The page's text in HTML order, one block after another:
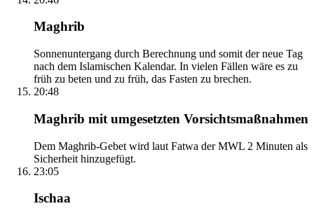
Maghrib
Sonnenuntergang durch Berechnung und somit der neue Tag
nach dem Islamischen Kalendar. In vielen Fällen wäre es zu
früh zu beten und zu früh, das Fasten zu brechen.
20:48
Maghrib mit umgesetzten Vorsichtsmaßnahmen
Dem Maghrib-Gebet wird laut Fatwa der MWL 2 Minuten als
Sicherheit hinzugefügt.
23:05
Ischaa